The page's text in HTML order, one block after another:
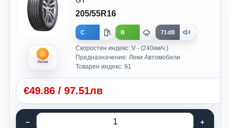
Летни
205/55R16
C B 71dB
Скоростен индекс: V - (240км/ч.)
Предназначение: Леки Автомобили
Товарен индекс: 91
€49.86 / 97.51лв